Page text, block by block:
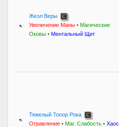
Жезл Веры
Увеличение Маны • Магические
Оковы • Ментальный Щит
Тяжелый Топор Рока
Отравление • Маг. Слабость • Хаос